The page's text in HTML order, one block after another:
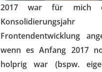
2017 war für mich
Frontendentwicklung
wenn es Anfang 2017
holprig war (bspw.